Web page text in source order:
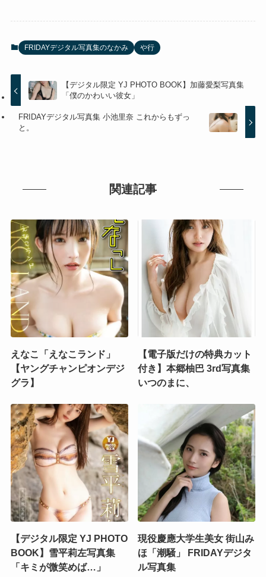
FRIDAYデジタル写真集のなかみ や行
【デジタル限定 YJ PHOTO BOOK】加藤愛梨写真集
「僕のかわいい彼女」
FRIDAYデジタル写真集 小池里奈 これからもずっ
と。
関連記事
えなこ「えなこランド」
【ヤングチャンピオンデジ
グラ】
【電子版だけの特典カット
付き】本郷柚巴 3rd写真集
いつのまに、
【デジタル限定 YJ PHOTO
BOOK】雪平莉左写真集
「キミが微笑めば…」
現役慶應大学生美女 街山み
ほ「潮騒」 FRIDAYデジタ
ル写真集